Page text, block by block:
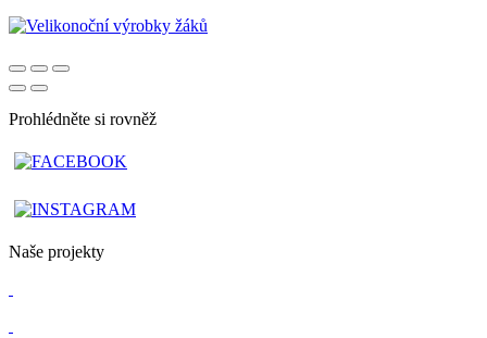
Prohlédněte si rovněž
Naše projekty